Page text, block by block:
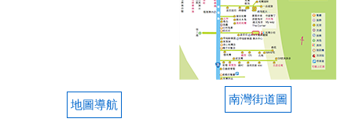
from google
2024-06-15 15:14:12
1、對不會路邊停車的人非常友善，可以直接頭插
地圖導航 南灣街道圖